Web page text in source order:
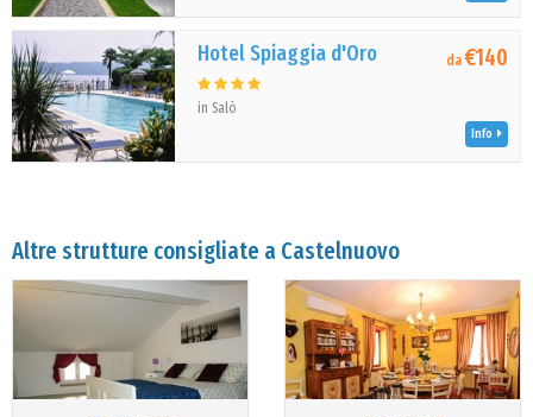
Hotel Spiaggia d'Oro
in Salò
da€140
Info
Altre strutture consigliate a Castelnuovo